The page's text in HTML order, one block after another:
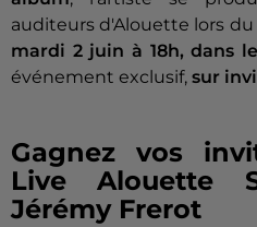
auditeurs d'Alouette lors du
mardi 2 juin à 18h, dans
événement exclusif, sur
Gagnez vos
Live Alouette
Jérémy Frerot